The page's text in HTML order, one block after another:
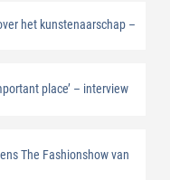
het kunstenaarschap –
place’ – interview
The Fashionshow van